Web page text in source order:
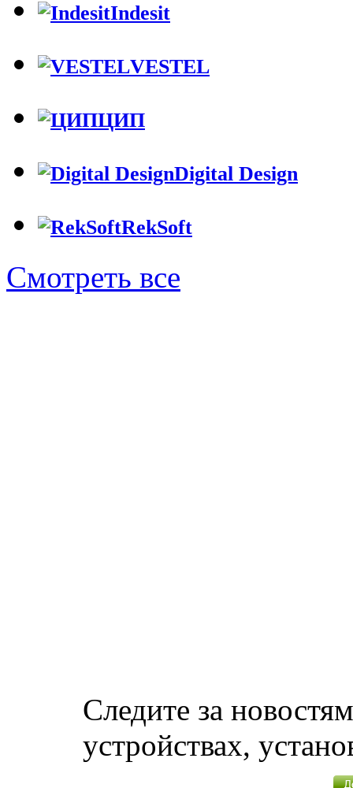
Indesit
VESTEL
ЦИП
Digital Design
RekSoft
Смотреть все
Следите за
устройствах,